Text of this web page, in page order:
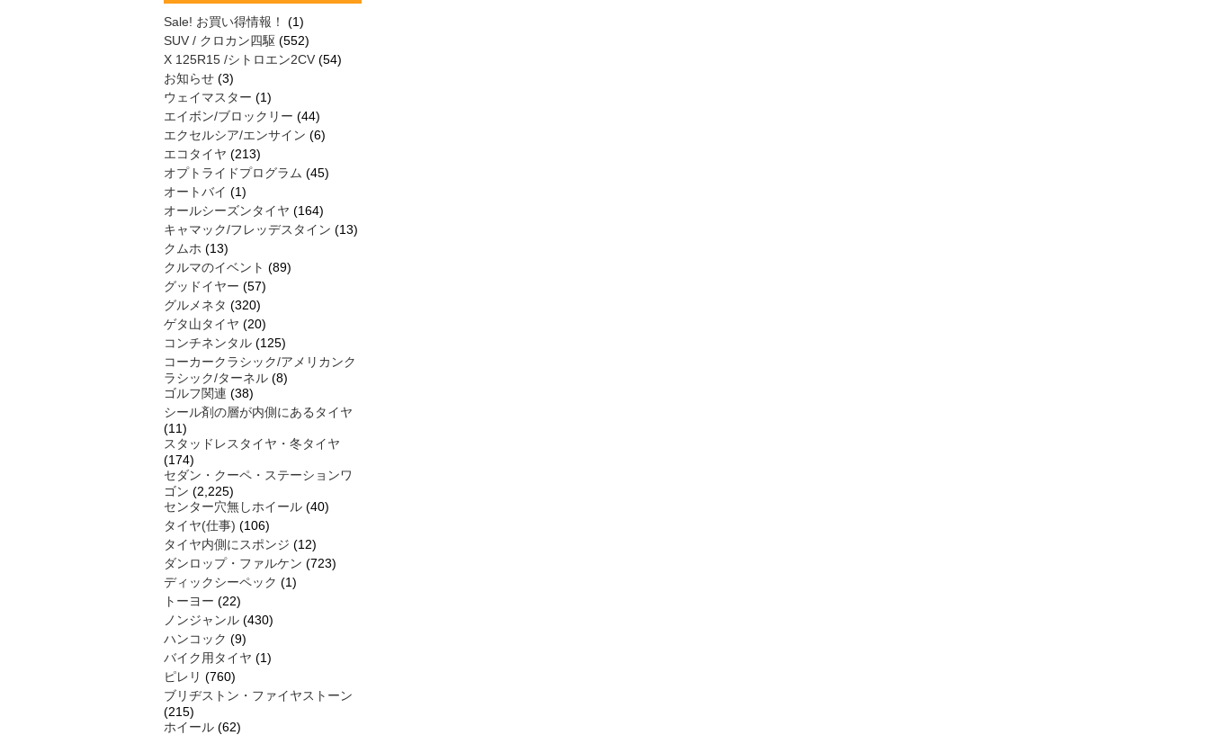
Sale! お買い得情報！
(1)
SUV / クロカン四駆 (552)
X 125R15 /シトロエン2CV (54)
お知らせ (3)
ウェイマスター (1)
エイボン/ブロックリー (44)
エクセルシア/エンサイン (6)
エコタイヤ (213)
オプトライドプログラム (45)
オートバイ (1)
オールシーズンタイヤ (164)
キャマック/フレッデスタイン (13)
クムホ (13)
クルマのイベント (89)
グッドイヤー (57)
グルメネタ (320)
ゲタ山タイヤ (20)
コンチネンタル (125)
コーカークラシック/アメリカンク
ラシック/ターネル (8)
ゴルフ関連 (38)
シール剤の層が内側にあるタイヤ
(11)
スタッドレスタイヤ・冬タイヤ
(174)
セダン・クーペ・ステーションワ
ゴン (2,225)
センター穴無しホイール (40)
タイヤ(仕事) (106)
タイヤ内側にスポンジ (12)
ダンロップ・ファルケン (723)
ディックシーペック (1)
トーヨー (22)
ノンジャンル (430)
ハンコック (9)
バイク用タイヤ (1)
ピレリ (760)
ブリヂストン・ファイヤストーン
(215)
ホイール (62)